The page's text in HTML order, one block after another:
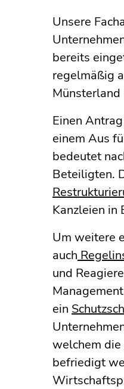
Unsere
bereits
regelmäßig
Einen
einem Aus
bedeutet
Beteiligten.
Kanzleien in
Um weitere
auch
und
ein
welchem die
befriedigt